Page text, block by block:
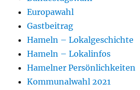
Europawahl
Gastbeitrag
Hameln – Lokalgeschichte
Hameln – Lokalinfos
Hamelner Persönlichkeiten
Kommunalwahl 2021